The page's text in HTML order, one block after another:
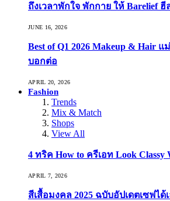
ถึงเวลาพักใจ พักกาย ให้ Barelief
JUNE 16, 2026
Best of Q1 2026 Makeup & Hair
บอกต่อ
APRIL 20, 2026
Fashion
Trends
Mix & Match
Shops
View All
4 ทริค How to ครีเอท Look Classy
APRIL 7, 2026
สีเสื้อมงคล 2025 ฉบับอัปเดตเซฟได้